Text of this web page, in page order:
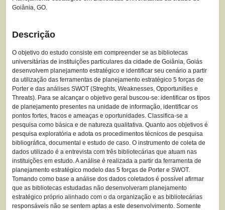
Goiânia, GO.
Descrição
O objetivo do estudo consiste em compreender se as bibliotecas
universitárias de instituições particulares da cidade de Goiânia, Goiás
desenvolvem planejamento estratégico e identificar seu cenário a partir
da utilização das ferramentas de planejamento estratégico 5 forças de
Porter e das análises SWOT (Streghts, Weaknesses, Opportunities e
Threats). Para se alcançar o objetivo geral buscou-se: identificar os tipos
de planejamento presentes na unidade de informação, identificar os
pontos fortes, fracos e ameaças e oportunidades. Classifica-se a
pesquisa como básica e de natureza qualitativa. Quanto aos objetivos é
pesquisa exploratória e adota os procedimentos técnicos de pesquisa
bibliográfica, documental e estudo de caso. O instrumento de coleta de
dados utilizado é a entrevista com três bibliotecárias que atuam nas
instituições em estudo. A análise é realizada a partir da ferramenta de
planejamento estratégico modelo das 5 forças de Porter e SWOT.
Tomando como base a análise dos dados coletados é possível afirmar
que as bibliotecas estudadas não desenvolveram planejamento
estratégico próprio alinhado com o da organização e as bibliotecárias
responsáveis não se sentem aptas a este desenvolvimento. Somente